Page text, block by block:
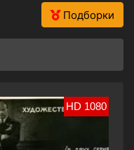
Подборки
HD 1080